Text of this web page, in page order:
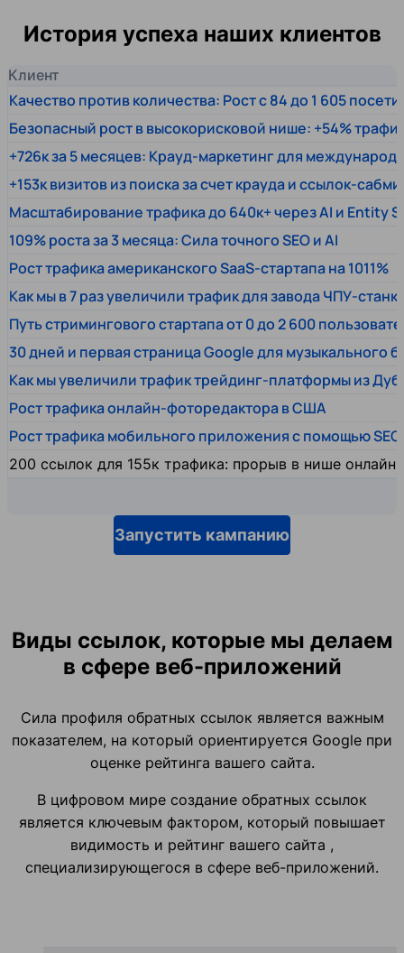
История успеха наших клиентов
Клиент
Качество против количества: Рост с 84 до 1 605
Безопасный рост в высокорисковой нише: +54%
+726к за 5 месяцев: Крауд-маркетинг для
+153к визитов из поиска за счет крауда и ссылок-
Масштабирование трафика до 640к+ через AI и Entity
109% роста за 3 месяца: Сила точного SEO и AI
Рост трафика американского SaaS-стартапа на 1011%
Как мы в 7 раз увеличили трафик для завода ЧПУ-
Путь стримингового стартапа от 0 до 2 600
30 дней и первая страница Google для музыкального
Как мы увеличили трафик трейдинг-платформы из
Рост трафика онлайн-фоторедактора в США
Рост трафика мобильного приложения с помощью SEO
200 ссылок для 155к трафика: прорыв в нише
Запустить кампанию
Виды ссылок, которые мы делаем
в сфере веб-приложений
Сила профиля обратных ссылок является важным
показателем, на который ориентируется Google при
оценке рейтинга вашего сайта.
В цифровом мире создание обратных ссылок
является ключевым фактором, который повышает
видимость и рейтинг вашего сайта ,
специализирующегося в сфере веб-приложений.